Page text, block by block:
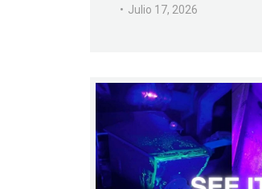
Julio 17, 2026